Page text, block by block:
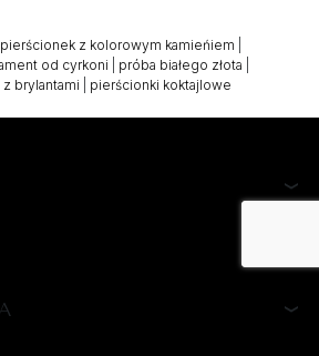
pierścionek z kolorowym kamieńiem
od cyrkoni
próba białego złota
brylantami
pierścionki koktajlowe